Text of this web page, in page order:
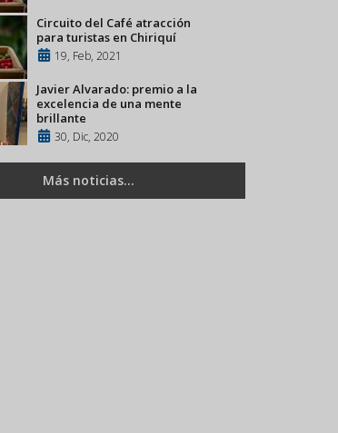
Circuito del Café atracción
para turistas en Chiriquí
19, Feb, 2021
Javier Alvarado: premio a la
excelencia de una mente
brillante
30, Dic, 2020
Más noticias...